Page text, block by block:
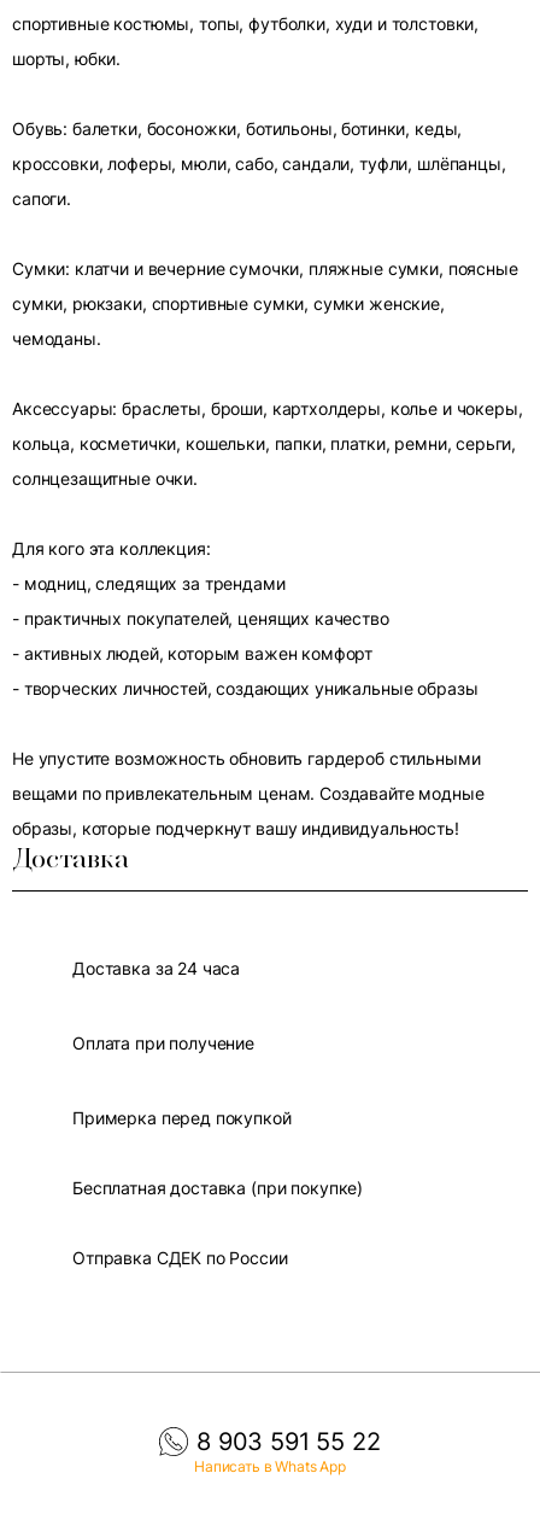
спортивные костюмы, топы, футболки, худи и толстовки,
шорты, юбки.
Обувь: балетки, босоножки, ботильоны, ботинки, кеды,
кроссовки, лоферы, мюли, сабо, сандали, туфли, шлёпанцы,
сапоги.
Сумки: клатчи и вечерние сумочки, пляжные сумки, поясные
сумки, рюкзаки, спортивные сумки, сумки женские,
чемоданы.
Аксессуары: браслеты, броши, картхолдеры, колье и чокеры,
кольца, косметички, кошельки, папки, платки, ремни, серьги,
солнцезащитные очки.
Для кого эта коллекция:
- модниц, следящих за трендами
- практичных покупателей, ценящих качество
- активных людей, которым важен комфорт
- творческих личностей, создающих уникальные образы
Не упустите возможность обновить гардероб стильными
вещами по привлекательным ценам. Создавайте модные
образы, которые подчеркнут вашу индивидуальность!
Доставка
Доставка за 24 часа
Оплата при получение
Примерка перед покупкой
Бесплатная доставка (при покупке)
Отправка СДЕК по России
8 903 591 55 22
Написать в Whats App